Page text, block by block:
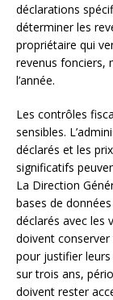
déclarations
déterminer les
propriétaire qui
revenus fonciers,
l’année.
Les contrôles
sensibles.
déclarés et les
significatifs
La Direction
bases de
déclarés avec les
doivent conserver
pour justifier leurs
sur trois ans,
doivent rester